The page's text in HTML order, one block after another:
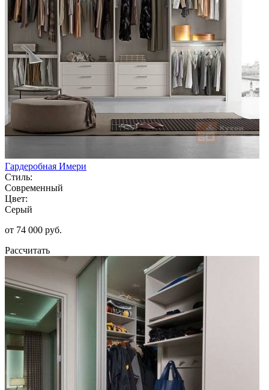
Гардеробная Имери
Стиль:
Современный
Цвет:
Серый
от 74 000 руб.
Рассчитать